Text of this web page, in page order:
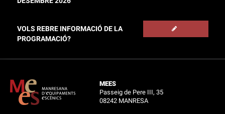
VOLS REBRE INFORMACIÓ DE LA
PROGRAMACIÓ?
MEES
Passeig de Pere III, 35
08242 MANRESA